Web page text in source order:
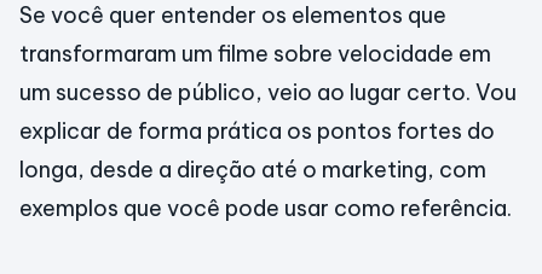
Se você quer entender os elementos que
transformaram um filme sobre velocidade em
um sucesso de público, veio ao lugar certo. Vou
explicar de forma prática os pontos fortes do
longa, desde a direção até o marketing, com
exemplos que você pode usar como referência.